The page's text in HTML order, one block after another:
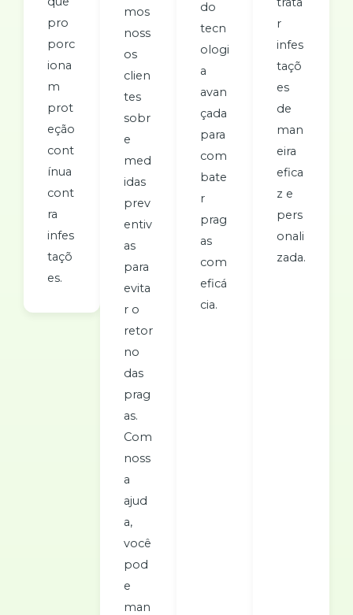
pro
porc
iona
m
prot
eção
cont
ínua
cont
ra
infes
taçõ
es.
mos
noss
os
clien
tes
sobr
e
med
idas
prev
entiv
as
para
evita
r o
retor
no
das
prag
as.
Com
noss
a
ajud
a,
você
pod
e
man
do
tecn
ologi
a
avan
çada
para
com
bate
r
prag
as
com
eficá
cia.
r
infes
taçõ
es
de
man
eira
efica
z e
pers
onali
zada.